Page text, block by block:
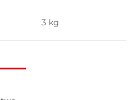
3 kg